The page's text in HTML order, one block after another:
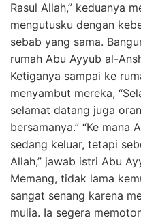
Rasul Allah,” keduanya
mengutusku dengan
sebab yang sama.
rumah Abu Ayyub al-
Ketiganya sampai ke
menyambut mereka,
selamat datang juga
bersamanya.” “Ke mana
sedang keluar, tetapi
Allah,” jawab istri Abu
Memang, tidak lama
sangat senang karena
mulia. Ia segera